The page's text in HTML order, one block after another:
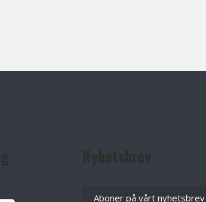
Aboner på vårt nyhetsbrev